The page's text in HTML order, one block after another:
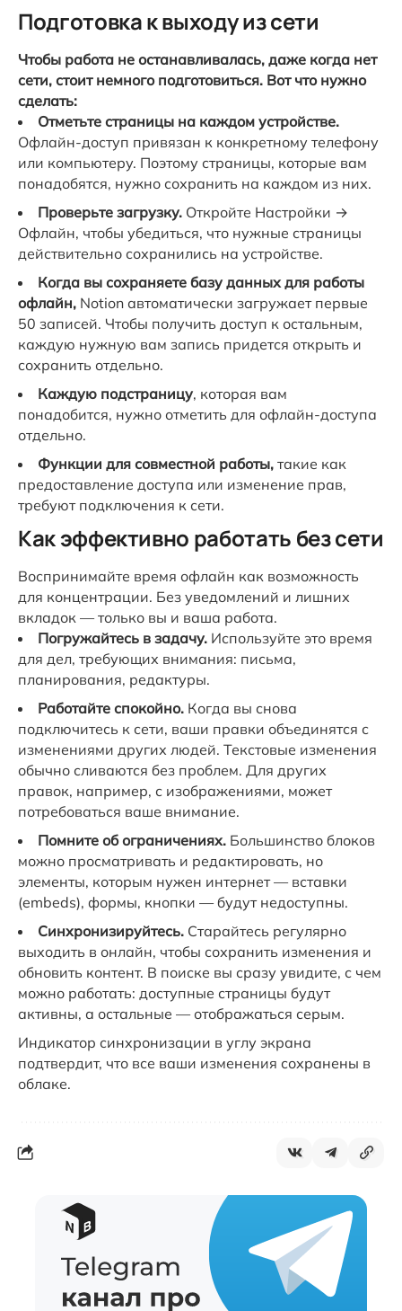
Подготовка к выходу из сети
Чтобы работа не останавливалась, даже когда нет
сети, стоит немного подготовиться. Вот что нужно
сделать:
Отметьте страницы на каждом устройстве.
Офлайн-доступ привязан к конкретному телефону
или компьютеру. Поэтому страницы, которые вам
понадобятся, нужно сохранить на каждом из них.
Проверьте загрузку. Откройте Настройки →
Офлайн, чтобы убедиться, что нужные страницы
действительно сохранились на устройстве.
Когда вы сохраняете базу данных для работы
офлайн, Notion автоматически загружает первые
50 записей. Чтобы получить доступ к остальным,
каждую нужную вам запись придется открыть и
сохранить отдельно.
Каждую подстраницу, которая вам
понадобится, нужно отметить для офлайн-доступа
отдельно.
Функции для совместной работы, такие как
предоставление доступа или изменение прав,
требуют подключения к сети.
Как эффективно работать без сети
Воспринимайте время офлайн как возможность
для концентрации. Без уведомлений и лишних
вкладок — только вы и ваша работа.
Погружайтесь в задачу. Используйте это время
для дел, требующих внимания: письма,
планирования, редактуры.
Работайте спокойно. Когда вы снова
подключитесь к сети, ваши правки объединятся с
изменениями других людей. Текстовые изменения
обычно сливаются без проблем. Для других
правок, например, с изображениями, может
потребоваться ваше внимание.
Помните об ограничениях. Большинство блоков
можно просматривать и редактировать, но
элементы, которым нужен интернет — вставки
(embeds), формы, кнопки — будут недоступны.
Синхронизируйтесь. Старайтесь регулярно
выходить в онлайн, чтобы сохранить изменения и
обновить контент. В поиске вы сразу увидите, с чем
можно работать: доступные страницы будут
активны, а остальные — отображаться серым.
Индикатор синхронизации в углу экрана
подтвердит, что все ваши изменения сохранены в
облаке.